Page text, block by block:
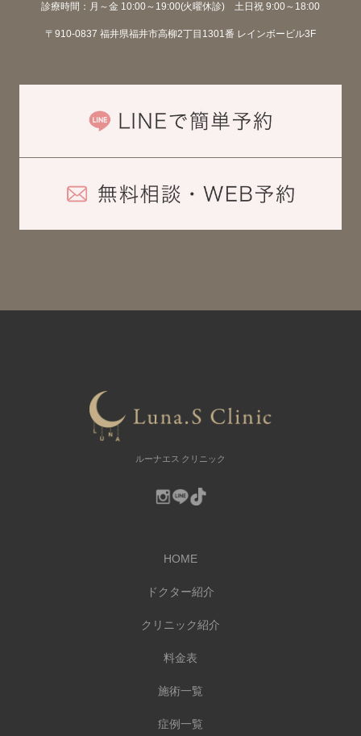
診療時間：月～金 10:00～19:00(火曜休診) 土日祝 9:00～18:00
〒910-0837 福井県福井市高柳2丁目1301番 レインボービル3F
ルーナエス クリニック
HOME
ドクター紹介
クリニック紹介
料金表
施術一覧
症例一覧